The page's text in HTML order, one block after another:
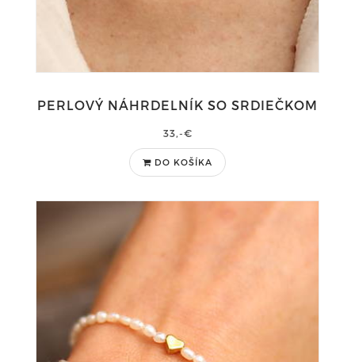
PERLOVÝ NÁHRDELNÍK SO SRDIEČKOM
33,-€
DO KOŠÍKA